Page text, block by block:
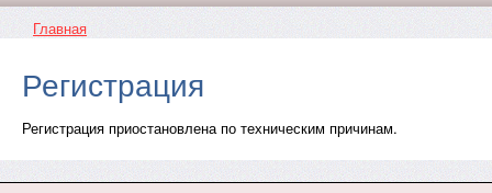
Главная
Регистрация
Регистрация приостановлена по техническим причинам.